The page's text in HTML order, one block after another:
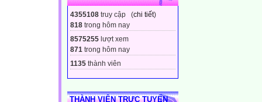
4355108 truy cập (chi tiết)
818 trong hôm nay
8575255 lượt xem
871 trong hôm nay
1135 thành viên
THÀNH VIÊN TRỰC TUYẾN